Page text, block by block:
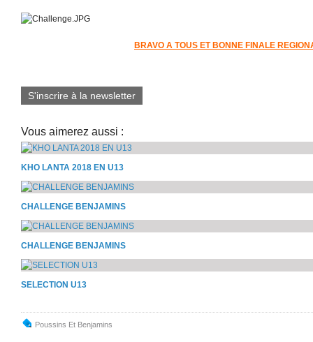
BRAVO A TOUS ET BONNE FINALE
S'inscrire à la newsletter
Vous aimerez aussi :
KHO LANTA 2018 EN U13
CHALLENGE BENJAMINS
CHALLENGE BENJAMINS
SELECTION U13
Poussins Et Benjamins